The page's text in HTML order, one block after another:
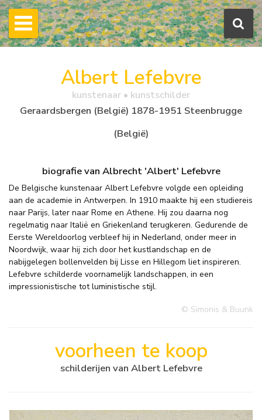
Albert Lefebvre
kunstenaar • kunstschilder
Geraardsbergen (België) 1878-1951 Steenbrugge
(België)
biografie van Albrecht 'Albert' Lefebvre
De Belgische kunstenaar Albert Lefebvre volgde een opleiding
aan de academie in Antwerpen. In 1910 maakte hij een studiereis
naar Parijs, later naar Rome en Athene. Hij zou daarna nog
regelmatig naar Italië en Griekenland terugkeren. Gedurende de
Eerste Wereldoorlog verbleef hij in Nederland, onder meer in
Noordwijk, waar hij zich door het kustlandschap en de
nabijgelegen bollenvelden bij Lisse en Hillegom liet inspireren.
Lefebvre schilderde voornamelijk landschappen, in een
impressionistische tot luministische stijl.
© Simonis & Buunk
voorheen te koop
schilderijen van Albert Lefebvre